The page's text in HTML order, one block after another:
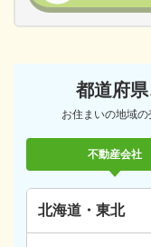
都道府
お住まいの地域
不動産会社
北海道・東北